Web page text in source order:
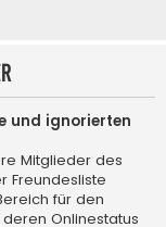
und ignorierten
Mitglieder des
Freundesliste
für den
Onlinestatus